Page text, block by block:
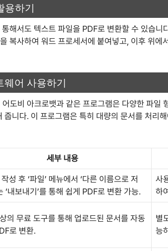
용하기
해서도 텍스트 파일을 PDF로 변환할 수 있습니
복사하여 워드 프로세서에 붙여넣고, 이후 위에
웨어 사용하기
도비 아크로뱃과 같은 프로그램은 다양한 파일
줍니다. 이 프로그램은 특히 대량의 문서를 처리
세부 내용
성 후 ‘파일’ 메뉴에서 ‘다른 이름으로 저
‘내보내기’를 통해 쉽게 PDF로 변환 가능.
사
하
의 무료 도구를 통해 업로드된 문서를 자동
로 변환.
별
능